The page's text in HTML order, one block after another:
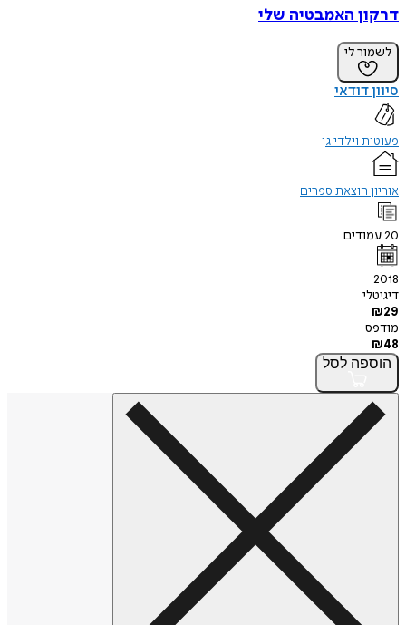
דרקון האמבטיה שלי
לשמור לי
סיוון דודאי
פעוטות וילדי גן
אוריון הוצאת ספרים
20עמודים
2018
דיגיטלי
₪29
מודפס
₪48
הוספה לסל